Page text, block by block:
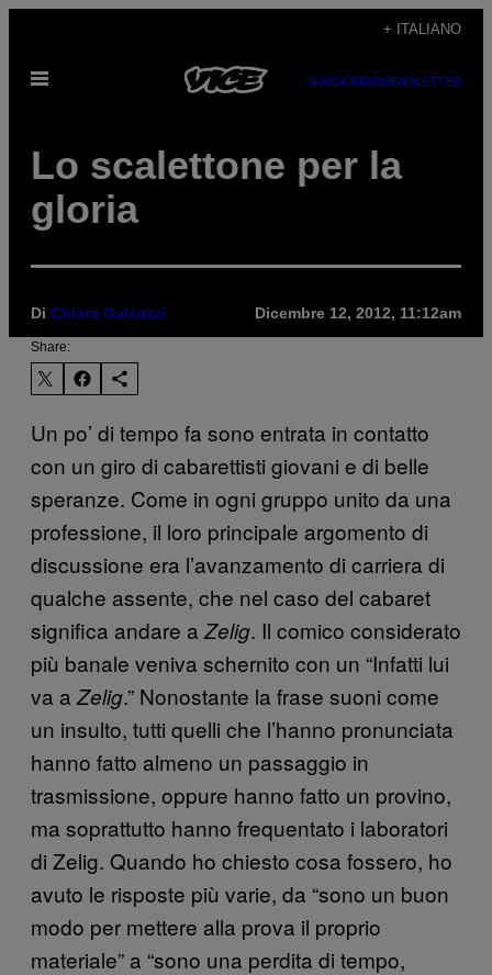
contenuto
+ ITALIANO
Apri
SUBSCRIBENEWSLETTER
Lo scalettone per la
gloria
Di Chiara Galeazzi Dicembre 12, 2012, 11:12am
Share:
Un po’ di tempo fa sono entrata in contatto
con un giro di cabarettisti giovani e di belle
speranze. Come in ogni gruppo unito da una
professione, il loro principale argomento di
discussione era l’avanzamento di carriera di
qualche assente, che nel caso del cabaret
significa andare a Zelig. Il comico considerato
più banale veniva schernito con un “Infatti lui
va a Zelig.” Nonostante la frase suoni come
un insulto, tutti quelli che l’hanno pronunciata
hanno fatto almeno un passaggio in
trasmissione, oppure hanno fatto un provino,
ma soprattutto hanno frequentato i laboratori
di Zelig. Quando ho chiesto cosa fossero, ho
avuto le risposte più varie, da “sono un buon
modo per mettere alla prova il proprio
materiale” a “sono una perdita di tempo,